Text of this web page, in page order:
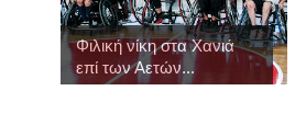
Φιλική νίκη στα Χανιά
επί των Αετών...